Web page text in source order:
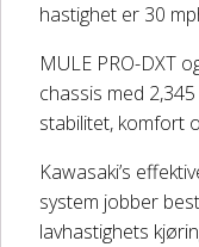
hastighet er 30
MULE PRO-DXT
chassis med
stabilitet, komfort
Kawasaki’s
system jobber
lavhastighets